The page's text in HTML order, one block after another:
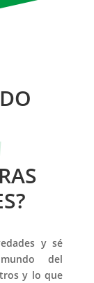
y sé
del
y lo que